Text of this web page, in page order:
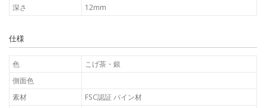
深さ
12mm
仕様
色
こげ茶・銀
側面色
素材
FSC認証 パイン材